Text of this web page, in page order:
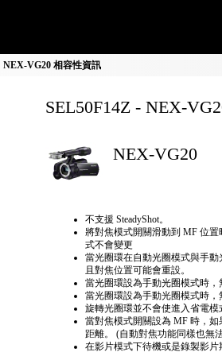
NEX-VG20 相容性資訊
SEL50F14Z - NEX-
NEX-VG20
不支援 SteadyShot。
將對焦模式開關滑動到 MF 位
式不會變更
當光圈環在自動光圈模式與手動
且對焦位置可能會重設。
當光圈環設為手動光圈模式時，
當光圈環設為手動光圈模式時，
旋轉光圈環並不會使進入省電模
當對焦模式開關設為 MF 時，
距離。 (自動對焦功能同樣也無
在影片模式下待機或是錄製影片